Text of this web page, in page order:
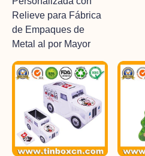
Relieve para Fábrica
de Empaques de
Metal al por Mayor